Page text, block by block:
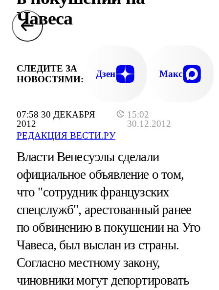
07:58 30 ДЕКАБРЯ
2012
15:02
30.12.2012
РЕДАКЦИЯ ВЕСТИ.РУ
Чавеса
СЛЕДИТЕ ЗА
НОВОСТЯМИ:
Дзен Макс
Власти Венесуэлы сделали
официальное объявление о том,
что "сотрудник французских
спецслужб", арестованный ранее
по обвинению в покушении на Уго
Чавеса, был выслан из страны.
Согласно местному закону,
чиновники могут депортировать